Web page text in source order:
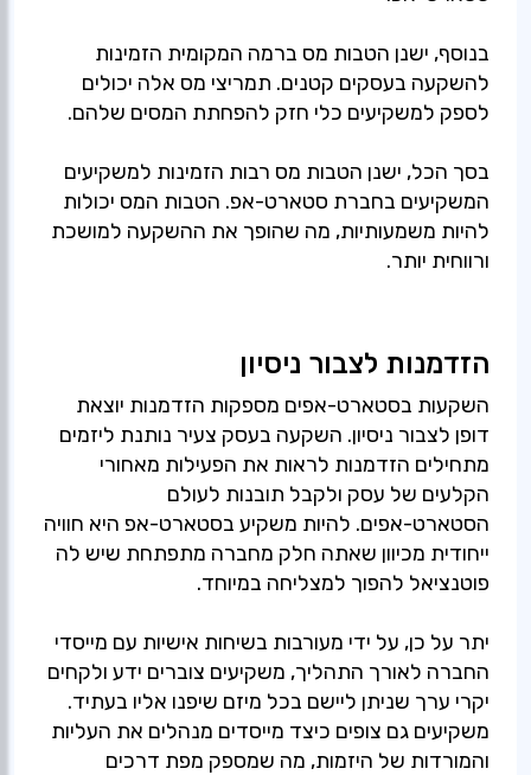
בנוסף, ישנן הטבות מס ברמה המקומית הזמינות
להשקעה בעסקים קטנים. תמריצי מס אלה יכולים
בסך הכל, ישנן הטבות מס רבות הזמינות למשקיעים
המשקיעים בחברת סטארט-אפ. הטבות המס יכולות
להיות משמעותיות, מה שהופך את ההשקעה למושכת
ורווחית יותר.
הזדמנות לצבור ניסיון
השקעות בסטארט-אפים מספקות הזדמנות יוצאת
דופן לצבור ניסיון. השקעה בעסק צעיר נותנת ליזמים
מתחילים הזדמנות לראות את הפעילות מאחורי
הקלעים של עסק ולקבל תובנות לעולם
הסטארט-אפים. להיות משקיע בסטארט-אפ היא חוויה
ייחודית מכיוון שאתה חלק מחברה מתפתחת שיש לה
יתר על כן, על ידי מעורבות בשיחות אישיות עם מייסדי
החברה לאורך התהליך, משקיעים צוברים ידע ולקחים
יקרי ערך שניתן ליישם בכל מיזם שיפנו אליו בעתיד.
משקיעים גם צופים כיצד מייסדים מנהלים את העליות
והמורדות של היזמות, מה שמספק מפת דרכים